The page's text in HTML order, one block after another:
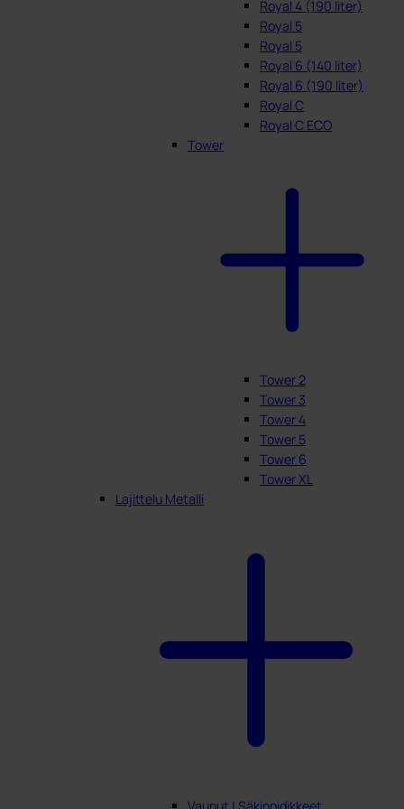
Royal 4 (190 liter)
Royal 5
Royal 5
Royal 6 (140 liter)
Royal 6 (190 liter)
Royal C
Royal C ECO
Tower
Tower 2
Tower 3
Tower 4
Tower 5
Tower 6
Tower XL
Lajittelu Metalli